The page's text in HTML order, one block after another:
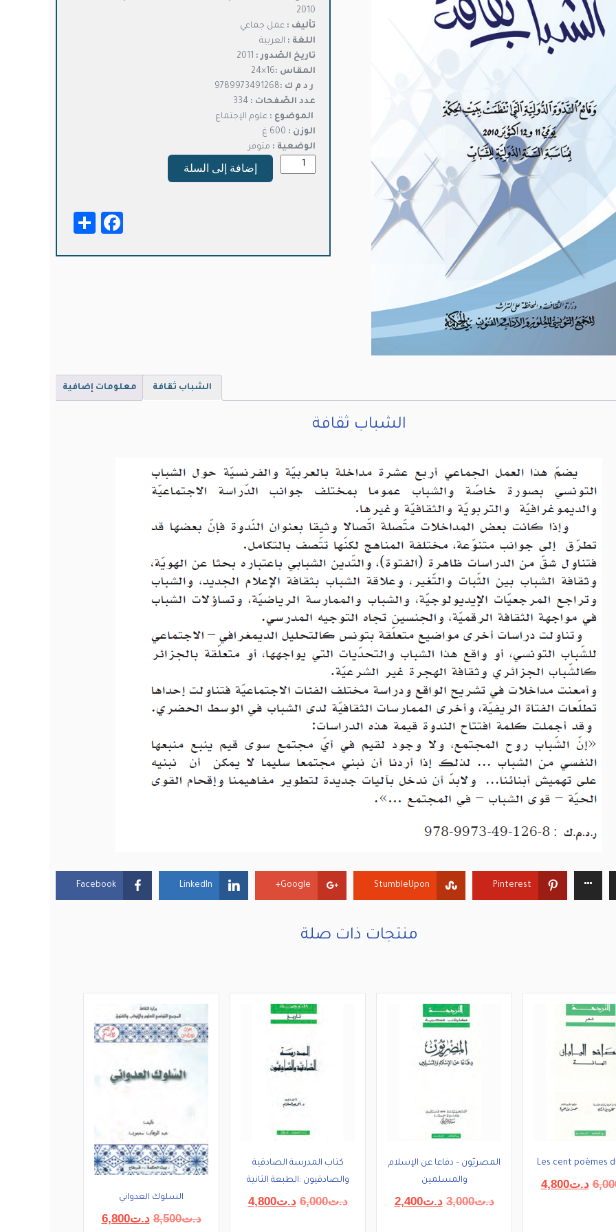
2010
تأليف : عمل جماعي
اللغة : العربية
تاريخ الصّدور :
المقاس :16×24
ر د م ك :9789973491268
عدد الصّفحات :
الموضوع : علوم الإجتماع
الوزن :
الوضعية : متوفر
إضافة إلى السلة
Facebook
الشباب ثقافة معلومات إضافية
الشباب ثقافة
Facebook LinkedIn Google+ StumbleUpon Pinterest
منتجات ذات صلة
Les cent poèmes
السعر
د.ت4,800السعر
المصريّون – دفاعا عن الإسلام
والمسلمين
د.ت3,000 السعر
د.ت2,400السعر
كتاب المدرسة الصادقية
والصادقيون :الطبعة الثانية
د.ت6,000 السعر
د.ت4,800السعر
السلوك العدواني
د.ت8,500 السعر
د.ت6,800السعر